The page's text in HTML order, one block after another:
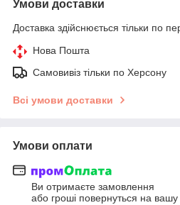
Умови доставки
Доставка здійснюється тільки по
Нова Пошта
Самовивіз тільки по Херсону
Всі умови доставки
Умови оплати
Ви отримаєте замовлення
або гроші повернуться на вашу